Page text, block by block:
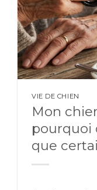
VIE DE CHIEN
Mon
pourquoi
que